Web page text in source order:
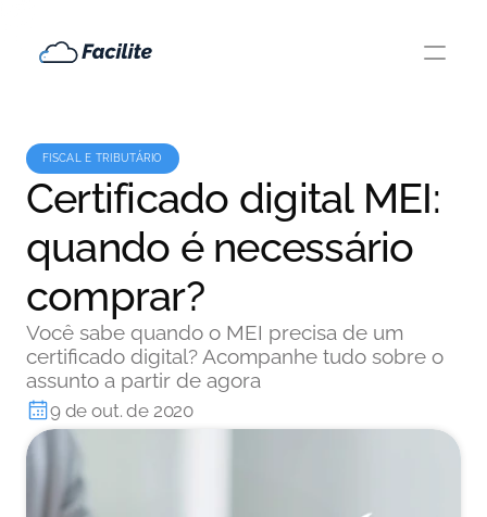
FISCAL E TRIBUTÁRIO
Certificado digital MEI:
quando é necessário
comprar?
Você sabe quando o MEI precisa de um
certificado digital? Acompanhe tudo sobre o
assunto a partir de agora
9 de out. de 2020